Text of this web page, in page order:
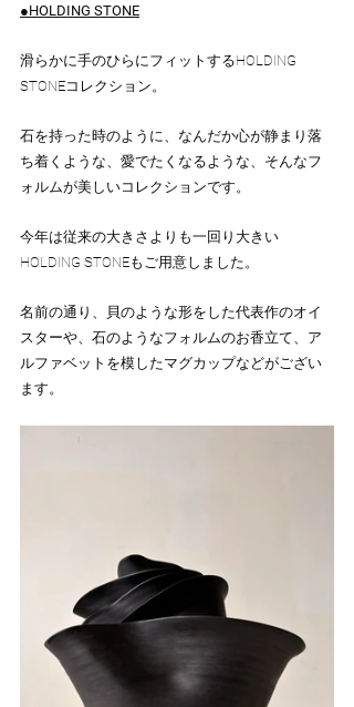
●HOLDING STONE
滑らかに手のひらにフィットするHOLDING
STONEコレクション。
石を持った時のように、なんだか心が静まり落
ち着くような、愛でたくなるような、そんなフ
ォルムが美しいコレクションです。
今年は従来の大きさよりも一回り大きい
HOLDING STONEもご用意しました。
名前の通り、貝のような形をした代表作のオイ
スターや、石のようなフォルムのお香立て、ア
ルファベットを模したマグカップなどがござい
ます。